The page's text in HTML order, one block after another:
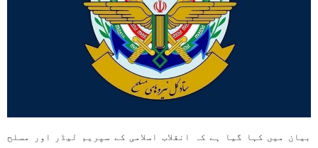
بیان میں کہا گیا ہے کہ انقلاب اسلامی کے سپریم لیڈر اور مسلح